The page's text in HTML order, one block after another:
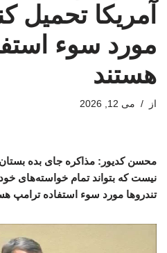
آمریکا تحمیل
مورد سوء
هستند
از می 12, 2026
محسن کدیور: مذاکره جای بده
نیست که بتواند تمام خواسته‌های خود
تندروها مورد سوء استفاده ترامپ